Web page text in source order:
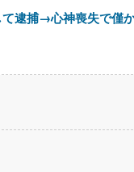
逮捕→心神喪失で僅